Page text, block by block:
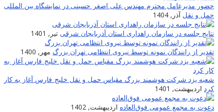
حضور مدیرعامل محترم مهندس علی اصغر حسینی در نمایشگاه بین المللی
حمل و نقل آذر, 1404
نتایج جلسه در سازمان راهداری استان آذربایجان شرقی تیر, 1401
تقدیر از رانندگان نمونه توسط نیروی انتظامی تهران بزرگ مهر, 1400
شعبه یزد شرکت هوشمند بزرگ مقیاس حمل و نقل خلیج فارس آغاز به کار
کرد اردیبهشت, 1401
دعوت به مجمع عمومی فوق‌العاده اردیبهشت, 1402